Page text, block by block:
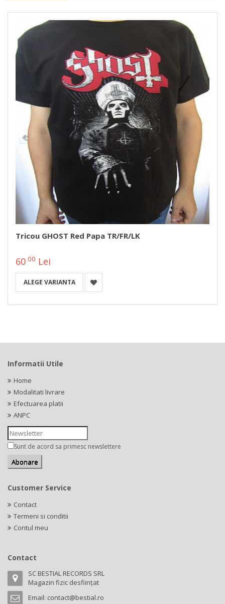
Tricou GHOST Red Papa TR/FR/LK
60 00 Lei
ALEGE VARIANTA
Informatii Utile
Home
Modalitati livrare
Efectuarea platii
ANPC
Sunt de acord sa primesc newslettere
Customer Service
Contact
Termeni si conditii
Contul meu
Contact
SC BESTIAL RECORDS SRL
Magazin fizic desființat
Email: contact@bestial.ro